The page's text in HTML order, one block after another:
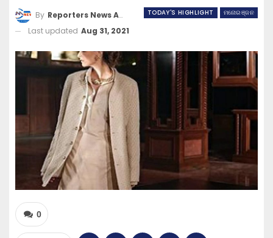
TODAY'S HIGHLIGHT ମନୋରଞ୍ଜନ
By Reporters News Agency
Last updated Aug 31, 2021
0